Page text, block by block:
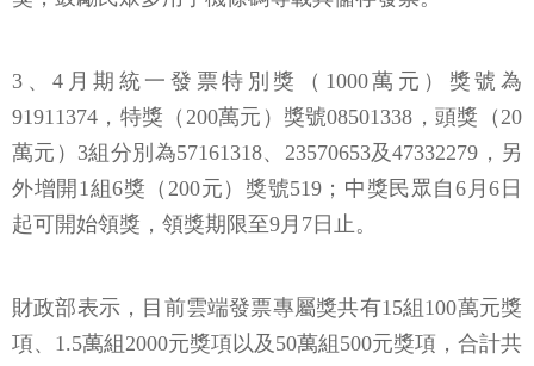
3、4月期統一發票特別獎（1000萬元）獎號為
91911374，特獎（200萬元）獎號08501338，頭獎（20
萬元）3組分別為57161318、23570653及47332279，另
外增開1組6獎（200元）獎號519；中獎民眾自6月6日
起可開始領獎，領獎期限至9月7日止。
財政部表示，目前雲端發票專屬獎共有15組100萬元獎
項、1.5萬組2000元獎項以及50萬組500元獎項，合計共